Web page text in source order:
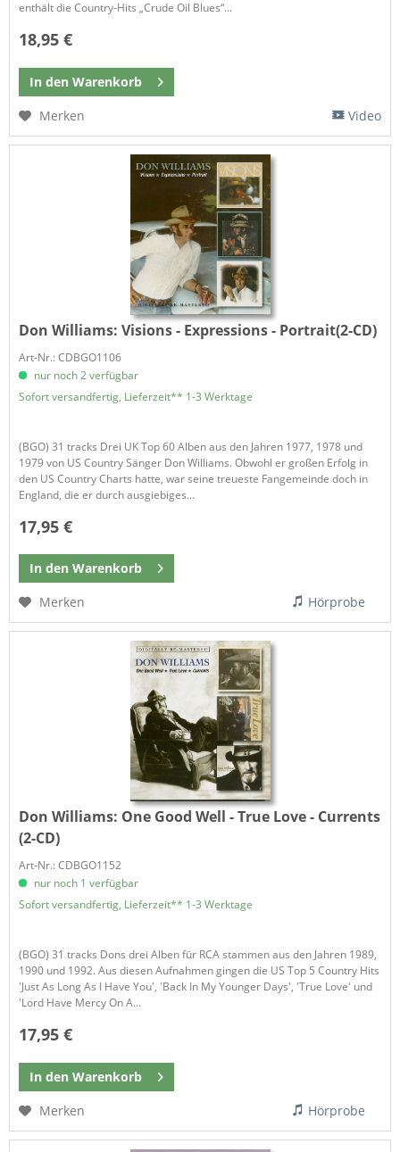
enthält die Country-Hits „Crude Oil Blues“...
18,95 €
In den Warenkorb
Merken
Video
Don Williams:Visions - Expressions - Portrait(2-CD)
Art-Nr.: CDBGO1106
nur noch 2 verfügbar
Sofort versandfertig, Lieferzeit** 1-3 Werktage
(BGO) 31 tracks Drei UK Top 60 Alben aus den Jahren 1977, 1978 und
1979 von US Country Sänger Don Williams. Obwohl er großen Erfolg in
den US Country Charts hatte, war seine treueste Fangemeinde doch in
England, die er durch ausgiebiges...
17,95 €
In den Warenkorb
Merken
Hörprobe
Don Williams: One Good Well - True Love - Currents
(2-CD)
Art-Nr.: CDBGO1152
nur noch 1 verfügbar
Sofort versandfertig, Lieferzeit** 1-3 Werktage
(BGO) 31 tracks Dons drei Alben für RCA stammen aus den Jahren 1989,
1990 und 1992. Aus diesen Aufnahmen gingen die US Top 5 Country Hits
'Just As Long As I Have You', 'Back In My Younger Days', 'True Love' und
'Lord Have Mercy On A...
17,95 €
In den Warenkorb
Merken
Hörprobe